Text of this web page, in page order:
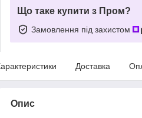
Що таке купити з Пром?
Замовлення під захистом
Доставка
Опис